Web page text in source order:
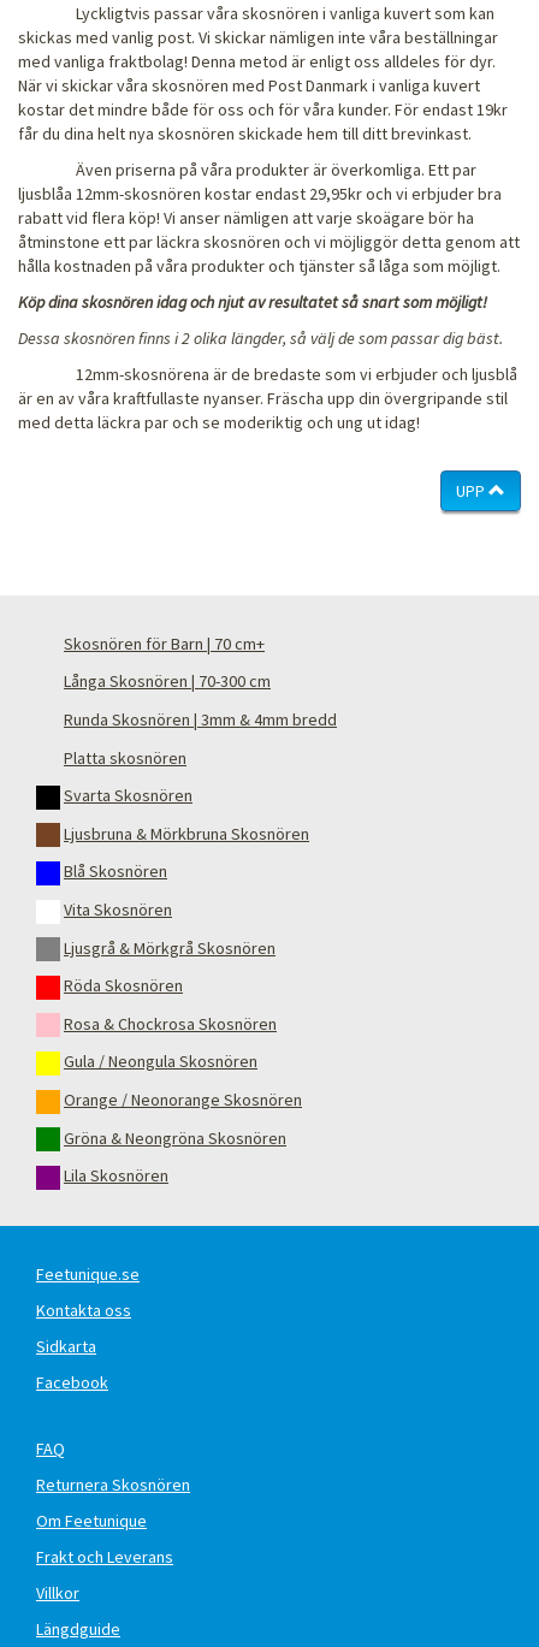
Lyckligtvis passar våra skosnören i vanliga kuvert som kan
skickas med vanlig post. Vi skickar nämligen inte våra beställningar
med vanliga fraktbolag! Denna metod är enligt oss alldeles för dyr.
När vi skickar våra skosnören med Post Danmark i vanliga kuvert
kostar det mindre både för oss och för våra kunder. För endast 19kr
får du dina helt nya skosnören skickade hem till ditt brevinkast.
Även priserna på våra produkter är överkomliga. Ett par
ljusblåa 12mm-skosnören kostar endast 29,95kr och vi erbjuder bra
rabatt vid flera köp! Vi anser nämligen att varje skoägare bör ha
åtminstone ett par läckra skosnören och vi möjliggör detta genom att
hålla kostnaden på våra produkter och tjänster så låga som möjligt.
Köp dina skosnören idag och njut av resultatet så snart som möjligt!
Dessa skosnören finns i 2 olika längder, så välj de som passar dig bäst.
12mm-skosnörena är de bredaste som vi erbjuder och ljusblå
är en av våra kraftfullaste nyanser. Fräscha upp din övergripande stil
med detta läckra par och se moderiktig och ung ut idag!
UPP
Skosnören för Barn | 70 cm+
Långa Skosnören | 70-300 cm
Runda Skosnören | 3mm & 4mm bredd
Platta skosnören
Svarta Skosnören
Ljusbruna & Mörkbruna Skosnören
Blå Skosnören
Vita Skosnören
Ljusgrå & Mörkgrå Skosnören
Röda Skosnören
Rosa & Chockrosa Skosnören
Gula / Neongula Skosnören
Orange / Neonorange Skosnören
Gröna & Neongröna Skosnören
Lila Skosnören
Feetunique.se
Kontakta oss
Sidkarta
Facebook
FAQ
Returnera Skosnören
Om Feetunique
Frakt och Leverans
Villkor
Längdguide